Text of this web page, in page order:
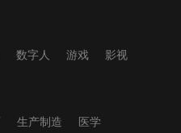
数字人 游戏 影视
生产制造 医学